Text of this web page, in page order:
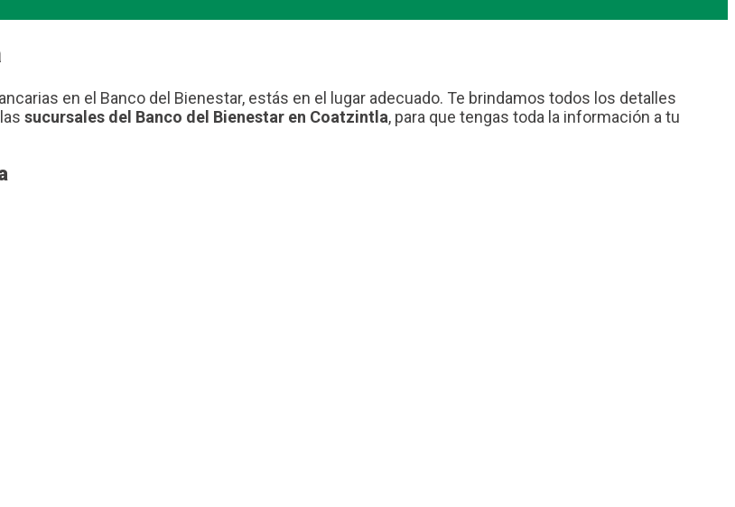
en el Banco del Bienestar, estás en el lugar adecuado. Te brindamos todos los detalles
sucursales del Banco del Bienestar en Coatzintla, para que tengas toda la información a tu